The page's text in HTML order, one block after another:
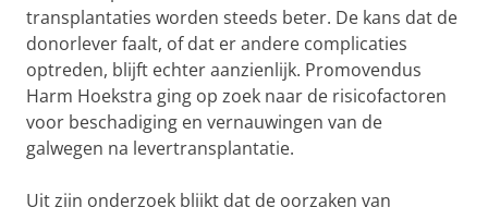
transplantaties worden steeds beter. De kans dat de
donorlever faalt, of dat er andere complicaties
optreden, blijft echter aanzienlijk. Promovendus
Harm Hoekstra ging op zoek naar de risicofactoren
voor beschadiging en vernauwingen van de
galwegen na levertransplantatie.
Uit zijn onderzoek blijkt dat de oorzaken van